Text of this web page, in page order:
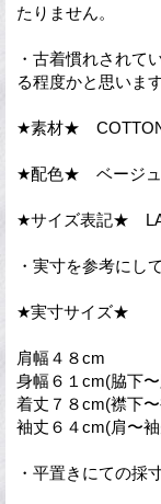
たりません。
・古着慣れされて
る程度かと思います
★素材★
★配色★ ベージ
★サイズ表記★
・実寸を参考にし
★実寸サイズ★
肩幅４８cm
身幅６１cm(脇下
着丈７８cm(襟下
袖丈６４cm(肩〜
・平置きにての採